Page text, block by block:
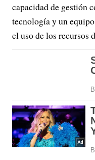
capacidad de gestión
tecnología y un
el uso de los recursos